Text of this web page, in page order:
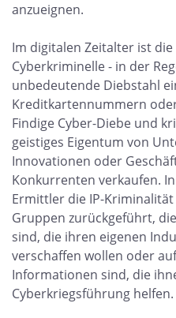
anzueignen.
Im digitalen Zeitalter ist
Cyberkriminelle - in der
unbedeutende Diebstahl
Kreditkartennummern
Findige Cyber-Diebe und
geistiges Eigentum von
Innovationen oder
Konkurrenten verkaufen.
Ermittler die IP-
Gruppen zurückgeführt,
sind, die ihren eigenen
verschaffen wollen oder
Informationen sind, die
Cyberkriegsführung helfen.